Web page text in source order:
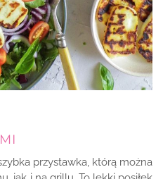
przystawka, którą można